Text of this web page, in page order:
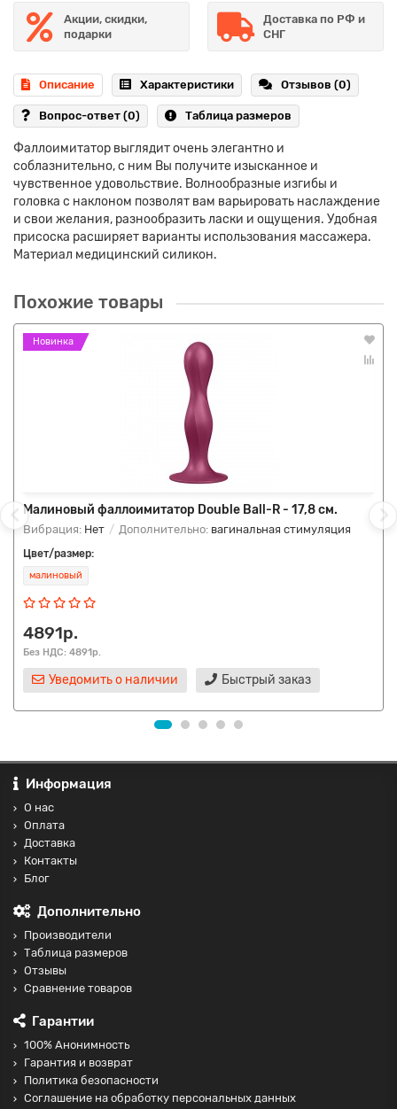
Акции, скидки,
подарки
Доставка по РФ и
СНГ
Описание Характеристики Отзывов (0)
Вопрос-ответ (0) Таблица размеров
Фаллоимитатор выглядит очень элегантно и
соблазнительно, с ним Вы получите изысканное и
чувственное удовольствие. Волнообразные изгибы и
головка с наклоном позволят вам варьировать наслаждение
и свои желания, разнообразить ласки и ощущения. Удобная
присоска расширяет варианты использования массажера.
Материал медицинский силикон.
Похожие товары
Новинка
Малиновый фаллоимитатор Double Ball-R - 17,8 см.
Вибрация: Нет Дополнительно: вагинальная стимуляция
Цвет/размер:
малиновый
4891р.
Без НДС: 4891р.
Уведомить о наличии Быстрый заказ
Информация
О нас
Оплата
Доставка
Контакты
Блог
Дополнительно
Производители
Таблица размеров
Отзывы
Сравнение товаров
Гарантии
100% Анонимность
Гарантия и возврат
Политика безопасности
Соглашение на обработку персональных данных